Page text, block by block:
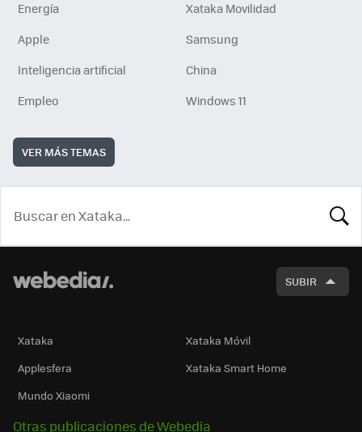
Energía
Xataka Movilidad
Apple
Samsung
Inteligencia artificial
China
Empleo
Windows 11
VER MÁS TEMAS
SUBIR
Xataka
Xataka Móvil
Applesfera
Xataka Smart Home
Mundo Xiaomi
Otras publicaciones de Webedia